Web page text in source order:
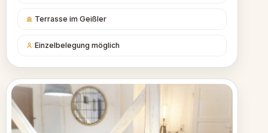
Terrasse im Geißler
Einzelbelegung möglich